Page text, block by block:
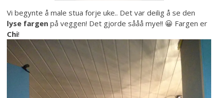
Vi begynte å male stua forje uke.. Det var deilig å se den
lyse fargen på veggen! Det gjorde sååå mye!! 😀 Fargen er
Chi!